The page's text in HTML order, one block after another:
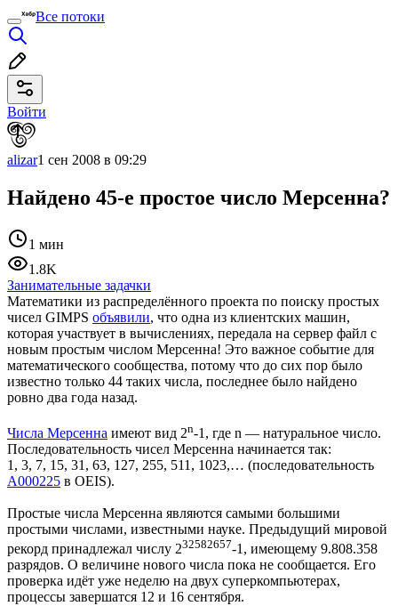
Все потоки
Войти
alizar1 сен 2008 в 09:29
Найдено 45-е простое число Мерсенна?
1 мин
1.8K
Занимательные задачки
Математики из распределённого проекта по поиску простых
чисел GIMPS объявили, что одна из клиентских машин,
которая участвует в вычислениях, передала на сервер файл с
новым простым числом Мерсенна! Это важное событие для
математического сообщества, потому что до сих пор было
известно только 44 таких числа, последнее было найдено
ровно два года назад.
Числа Мерсенна имеют вид 2n-1, где n — натуральное число.
Последовательность чисел Мерсенна начинается так:
1, 3, 7, 15, 31, 63, 127, 255, 511, 1023,… (последовательность
A000225 в OEIS).
Простые числа Мерсенна являются самыми большими
простыми числами, известными науке. Предыдущий мировой
рекорд принадлежал числу 232582657-1, имеющему 9.808.358
разрядов. О величине нового числа пока не сообщается. Его
проверка идёт уже неделю на двух суперкомпьютерах,
процессы завершатся 12 и 16 сентября.